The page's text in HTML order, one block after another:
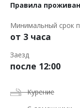
Правила
Минимальный срок
от 3 часа
Заезд
после 12:00
Курение